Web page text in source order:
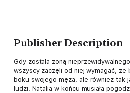
Publisher Description
Gdy została żoną
wszyscy zaczęli od niej wymagać, że
boku swojego męża, ale również tak
ludzi. Natalia w końcu musiała